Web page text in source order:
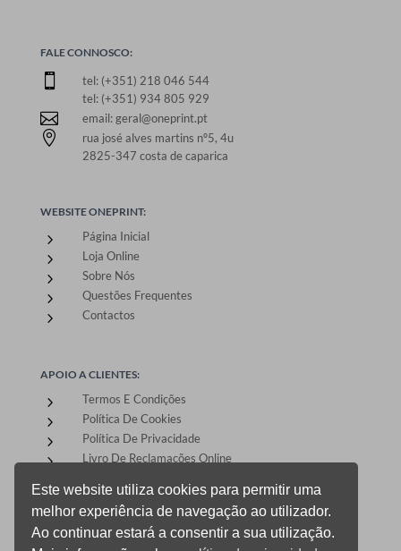
FALE CONNOSCO:

tel: (+351) 218 046 544
tel: (+351) 934 805 929
 email: geral@oneprint.pt

rua josé alves martins nº5, 4u
2825-347 costa de caparica
WEBSITE ONEPRINT:
5 Página Inicial
5 Loja Online
5 Sobre Nós
5 Questões Frequentes
5 Contactos
APOIO A CLIENTES:
5 Termos E Condições
5 Política De Cookies
5 Política De Privacidade
5 Livro De Reclamações Online
ÁREA DE CLIENTES:
5 Registo E Login
Este website utiliza cookies para permitir uma
melhor experiência de navegação ao utilizador.
Ao continuar estará a consentir a sua utilização.